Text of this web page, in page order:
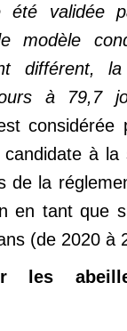
validée
modèle
différent,
à 79,7
considérée
à
de la
en tant que
(de 2020 à
les